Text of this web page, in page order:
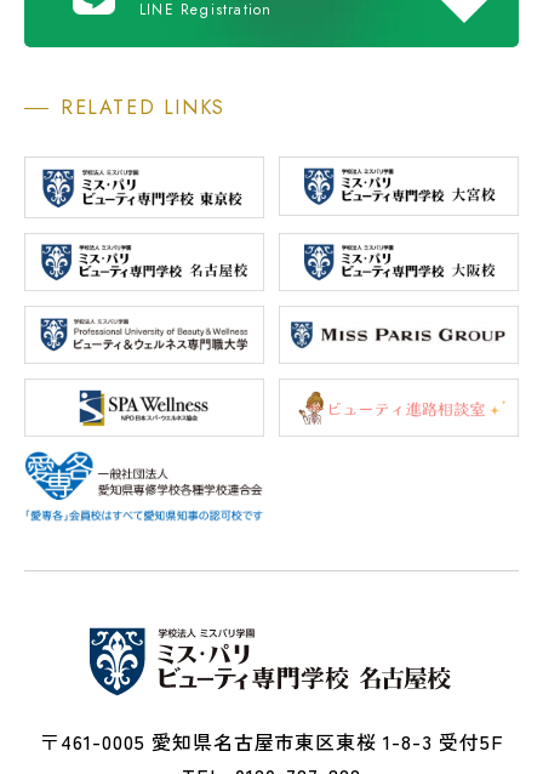
LINE Registration
RELATED LINKS
〒461-0005 愛知県名古屋市東区東桜 1-8-3 受付5F